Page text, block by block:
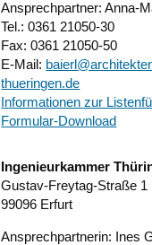
Ansprechpartner: Anna-
Tel.: 0361 21050-30
Fax: 0361 21050-50
E-Mail:
thueringen.de
Informationen zur
Formular-Download
Ingenieurkammer
Gustav-Freytag-Straße 1
99096 Erfurt
Ansprechpartnerin: Ines